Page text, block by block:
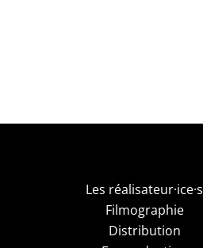
Les réalisateur·ice·s
Filmographie
Distribution